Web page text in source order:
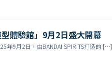
體驗館」9月2日盛大開幕
年9月2日，由BANDAI SPIRITS打造的 […]